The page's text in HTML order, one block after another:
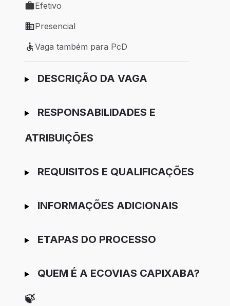
Tipo de vaga: Efetivo
Efetivo
Modelo de trabalho: Presencial
Presencial
Vaga também para PcD
Vaga também para PcD
Ir para candidatura
DESCRIÇÃO DA VAGA
RESPONSABILIDADES E
ATRIBUIÇÕES
REQUISITOS E QUALIFICAÇÕES
INFORMAÇÕES ADICIONAIS
ETAPAS DO PROCESSO
QUEM É A ECOVIAS CAPIXABA?
🍃